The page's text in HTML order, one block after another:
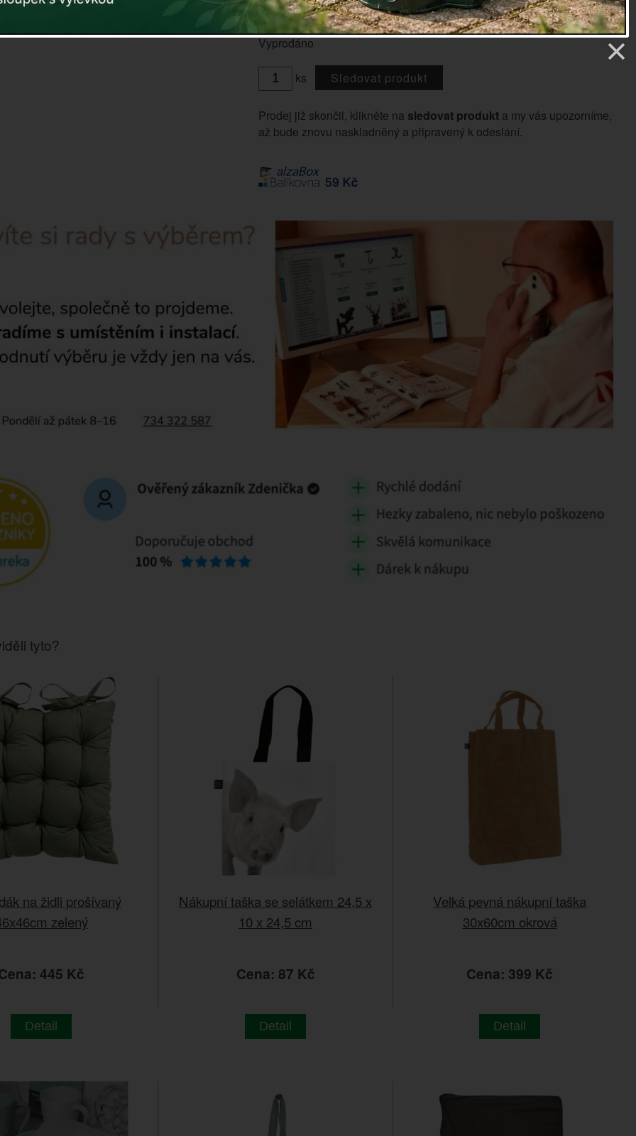
Cena: 115 Kč
Vyprodáno
ks Sledovat produkt
Prodej již skončil, klikněte na sledovat produkt a my vás upozorníme,
až bude znovu naskladněný a připravený k odeslání.
tyto?
na židli prošívaný
zelený
445 Kč
Detail
Nákupní taška se selátkem 24,5 x
10 x 24,5 cm
Cena: 87 Kč
Detail
Velká pevná nákupní taška
30x60cm okrová
Cena: 399 Kč
Detail